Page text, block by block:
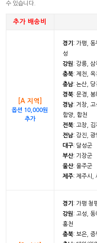
수 있습니다.
추가 배송비
[A 지역]
옵션 10,000원
추가
경기 : 가평,
성
강원 : 강릉,
충북: 제천, 옥
충남: 논산, 당
경북: 문경, 봉
경남: 거창, 고
함양, 합천
전북: 고창, 김
전남: 강진, 광
대구: 달성군
부산: 기장군
울산: 울주군
제주: 제주시,
경기 : 가평 청
강원 : 고성,
홍천
충북: 보은, 증